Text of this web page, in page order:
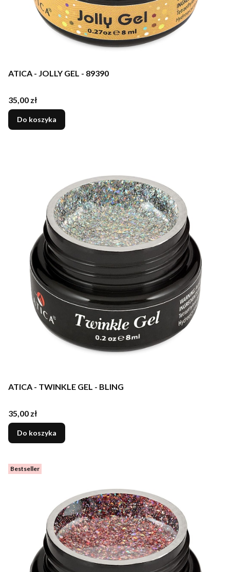
ATICA - JOLLY GEL - 89390
Cena
35,00 zł
Do koszyka
ATICA - TWINKLE GEL - BLING
Cena
35,00 zł
Do koszyka
Bestseller